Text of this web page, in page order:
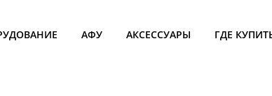
АФУ АКСЕССУАРЫ ГДЕ